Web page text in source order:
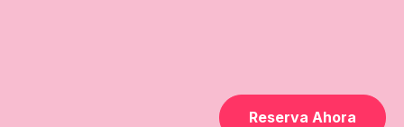
Reserva Ahora